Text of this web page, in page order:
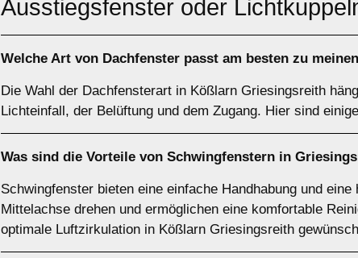
Ausstiegsfenster oder
Welche Art von Dachfenster passt am besten zu
Die Wahl der Dachfensterart in Kößlarn Griesingsreith
Lichteinfall, der Belüftung und dem Zugang. Hier sind
Was sind die Vorteile von Schwingfenstern in
Schwingfenster bieten eine einfache Handhabung und
Mittelachse drehen und ermöglichen eine komfortable
optimale Luftzirkulation in Kößlarn Griesingsreith